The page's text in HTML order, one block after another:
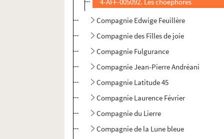
Compagnie Edwige Feuillère
Compagnie des Filles de joie
Compagnie Fulgurance
Compagnie Jean-Pierre Andréani
Compagnie Latitude 45
Compagnie Laurence Février
Compagnie du Lierre
Compagnie de la Lune bleue